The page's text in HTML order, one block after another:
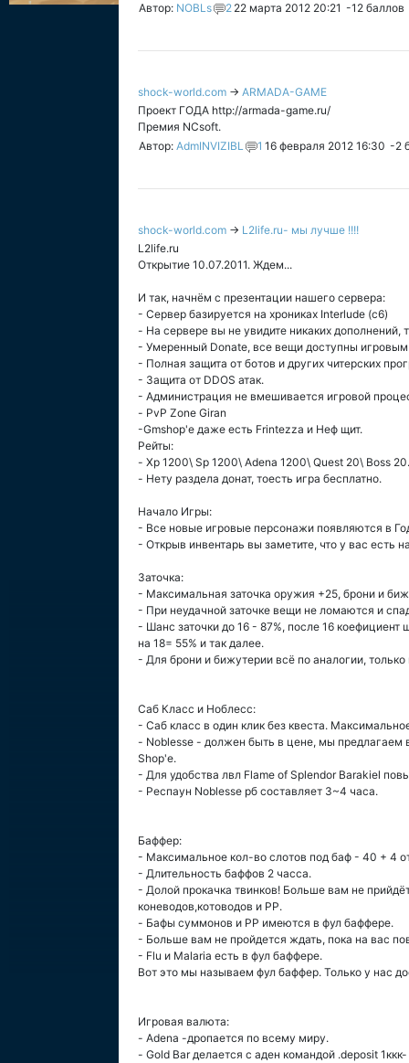
Автор: NOBLs 2 22 марта 2012 20:21 -12 баллов
shock-world.com → ARMADA-GAME
Проект ГОДА http://armada-game.ru/
Премия NCsoft.
Автор: AdmINVIZIBL 1 16 февраля 2012 16:30 -2
shock-world.com → L2life.ru- мы лучше !!!!
L2life.ru
Открытие 10.07.2011. Ждем...
И так, начнём с презентации нашего сервера:
- Сервер базируется на хрониках Interlude (c6)
- На сервере вы не увидите никаких дополнений,
- Умеренный Donate, все вещи доступны
- Полная защита от ботов и других читерских
- Защита от DDOS атак.
- Администрация не вмешивается игровой
- PvP Zone Giran
-Gmshop'e даже есть Frintezza и Неф щит.
Рейты:
- Xp 1200\ Sp 1200\ Adena 1200\ Quest 20\ Boss 20.
- Нету раздела донат, тоесть игра бесплатно.
Начало Игры:
- Все новые игровые персонажи появляются в
- Открыв инвентарь вы заметите, что у вас есть
Заточка:
- Максимальная заточка оружия +25, брони и
- При неудачной заточке вещи не ломаются и
- Шанс заточки до 16 - 87%, после 16
на 18= 55% и так далее.
- Для брони и бижутерии всё по аналогии,
Саб Класс и Ноблесс:
- Саб класс в один клик без квеста.
- Noblesse - должен быть в цене, мы предлагаем
Shop'е.
- Для удобства лвл Flame of Splendor Barakiel
- Респаун Noblesse рб составляет 3~4 часа.
Баффер:
- Максимальное кол-во слотов под баф - 40 + 4
- Длительность баффов 2 часса.
- Долой прокачка твинков! Больше вам не
коневодов,котоводов и PP.
- Бафы суммонов и PP имеются в фул баффере.
- Больше вам не пройдется ждать, пока на вас
- Flu и Malaria есть в фул баффере.
Вот это мы называем фул баффер. Только у нас
Игровая валюта:
- Adena -дропается по всему миру.
- Gold Bar делается с аден командой .deposit